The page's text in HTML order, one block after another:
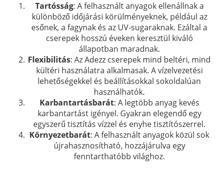
Tartósság: A felhasznált anyagok ellenállnak a
különböző időjárási körülményeknek, például az
esőnek, a fagynak és az UV-sugaraknak. Ezáltal a
cserepek hosszú éveken keresztül kiváló
állapotban maradnak.
Flexibilitás: Az Adezz cserepek mind beltéri, mind
kültéri használatra alkalmasak. A vízelvezetési
lehetőségekkel és beállításokkal sokoldalúan
használhatók.
Karbantartásbarát: A legtöbb anyag kevés
karbantartást igényel. Gyakran elegendő egy
egyszerű tisztítás vízzel és enyhe tisztítószerrel.
Környezetbarát: A felhasznált anyagok közül sok
újrahasznosítható, hozzájárulva egy
fenntarthatóbb világhoz.